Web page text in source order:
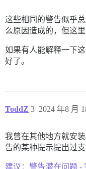
这些相同的警告似乎
么原因造成的，但这
如果有人能解释一下
好了。
ToddZ 2024 年8 月
3
我曾在其他地方就安
告的某种提示提出过支
建议：警告潜在问题 -